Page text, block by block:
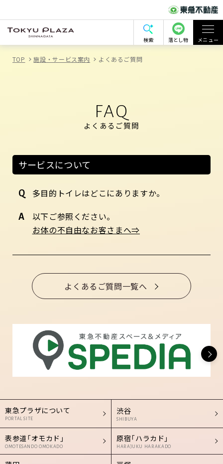
検索 落とし物 メニュー
TOP 施設・サービス案内 よくあるご質問
FAQ
よくあるご質問
サービスについて
多目的トイレはどこにありますか。
以下ご参照ください。
お体の不自由なお客さまへ⇒
よくあるご質問一覧へ
東急プラザについて
PORTAL SITE
渋谷
SHIBUYA
表参道「オモカド」
OMOTESANDO OMOKADO
原宿「ハラカド」
HARAJUKU HARAKADO